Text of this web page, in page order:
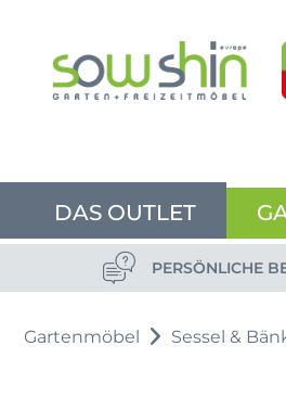
DAS OUTLET
PERSÖNLICHE
Gartenmöbel Sessel &